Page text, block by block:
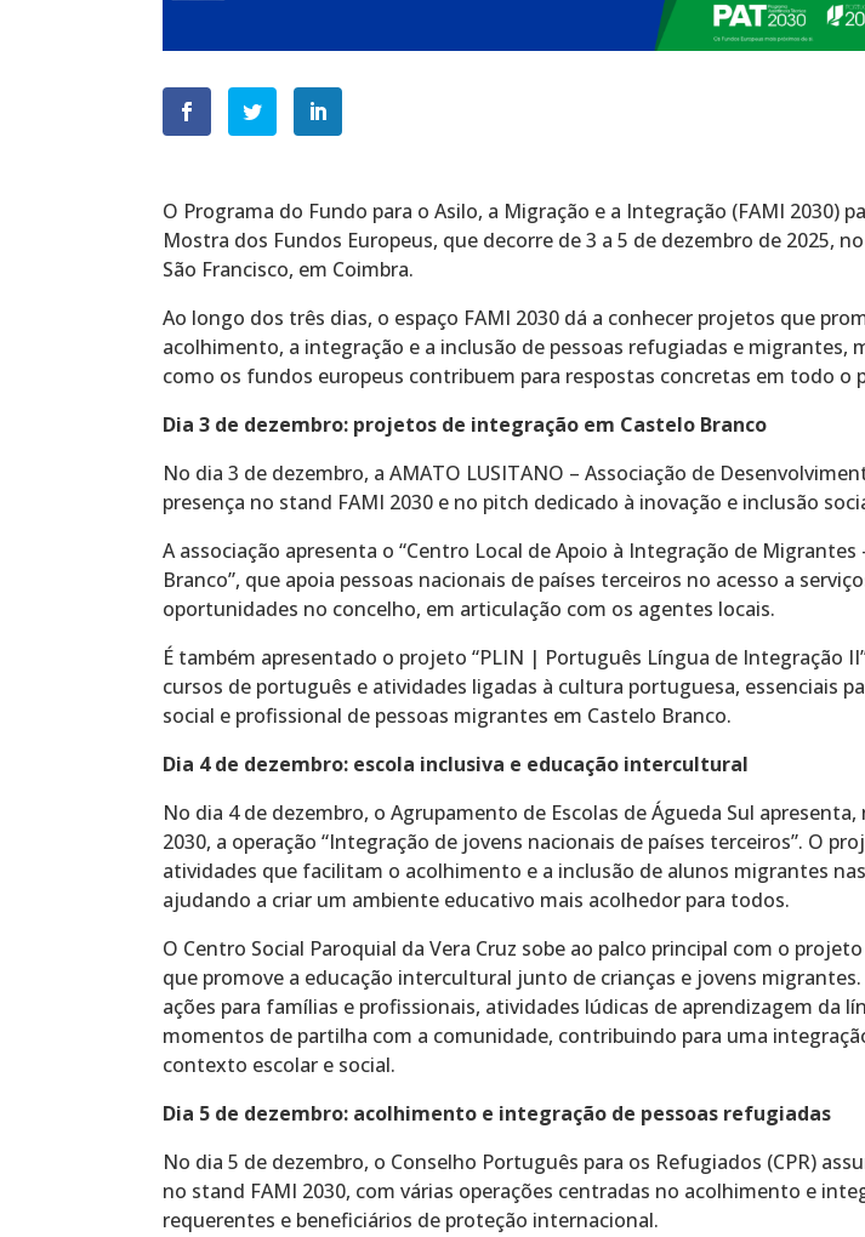
O Programa do Fundo para o Asilo, a Migração e a Integração (FAMI 2030)
Mostra dos Fundos Europeus, que decorre de 3 a 5 de dezembro de 2025,
São Francisco, em Coimbra.
Ao longo dos três dias, o espaço FAMI 2030 dá a conhecer projetos que
acolhimento, a integração e a inclusão de pessoas refugiadas e migrantes,
como os fundos europeus contribuem para respostas concretas em todo o
Dia 3 de dezembro: projetos de integração em Castelo Branco
No dia 3 de dezembro, a AMATO LUSITANO – Associação de
presença no stand FAMI 2030 e no pitch dedicado à inovação e inclusão
A associação apresenta o “Centro Local de Apoio à Integração de Migrantes
Branco”, que apoia pessoas nacionais de países terceiros no acesso a
oportunidades no concelho, em articulação com os agentes locais.
É também apresentado o projeto “PLIN | Português Língua de Integração
cursos de português e atividades ligadas à cultura portuguesa, essenciais
social e profissional de pessoas migrantes em Castelo Branco.
Dia 4 de dezembro: escola inclusiva e educação intercultural
No dia 4 de dezembro, o Agrupamento de Escolas de Águeda Sul
2030, a operação “Integração de jovens nacionais de países terceiros”. O
atividades que facilitam o acolhimento e a inclusão de alunos migrantes
ajudando a criar um ambiente educativo mais acolhedor para todos.
O Centro Social Paroquial da Vera Cruz sobe ao palco principal com o projeto
que promove a educação intercultural junto de crianças e jovens
ações para famílias e profissionais, atividades lúdicas de aprendizagem da
momentos de partilha com a comunidade, contribuindo para uma
contexto escolar e social.
Dia 5 de dezembro: acolhimento e integração de pessoas refugiadas
No dia 5 de dezembro, o Conselho Português para os Refugiados (CPR)
no stand FAMI 2030, com várias operações centradas no acolhimento e
requerentes e beneficiários de proteção internacional.